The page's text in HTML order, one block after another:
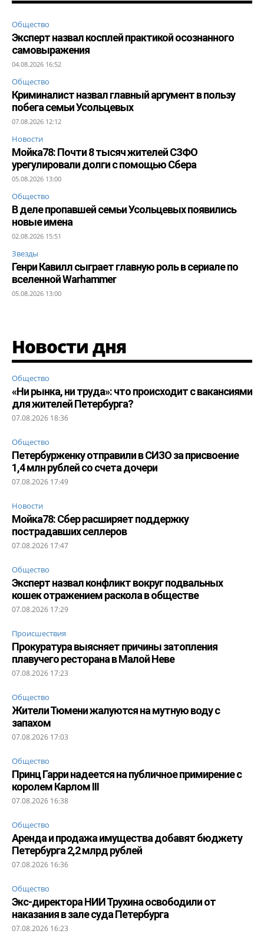
Общество
Эксперт назвал косплей практикой осознанного
самовыражения
04.08.2026 16:52
Общество
Криминалист назвал главный аргумент в пользу
побега семьи Усольцевых
07.08.2026 12:12
Новости
Мойка78: Почти 8 тысяч жителей СЗФО
урегулировали долги с помощью Сбера
05.08.2026 13:00
Общество
В деле пропавшей семьи Усольцевых появились
новые имена
02.08.2026 15:51
Звезды
Генри Кавилл сыграет главную роль в сериале по
вселенной Warhammer
05.08.2026 13:00
Новости дня
Общество
«Ни рынка, ни труда»: что происходит с вакансиями
для жителей Петербурга?
07.08.2026 18:36
Общество
Петербурженку отправили в СИЗО за присвоение
1,4 млн рублей со счета дочери
07.08.2026 17:49
Новости
Мойка78: Сбер расширяет поддержку
пострадавших селлеров
07.08.2026 17:47
Общество
Эксперт назвал конфликт вокруг подвальных
кошек отражением раскола в обществе
07.08.2026 17:29
Происшествия
Прокуратура выясняет причины затопления
плавучего ресторана в Малой Неве
07.08.2026 17:23
Общество
Жители Тюмени жалуются на мутную воду с
запахом
07.08.2026 17:03
Общество
Принц Гарри надеется на публичное примирение с
королем Карлом III
07.08.2026 16:38
Общество
Аренда и продажа имущества добавят бюджету
Петербурга 2,2 млрд рублей
07.08.2026 16:36
Общество
Экс-директора НИИ Трухина освободили от
наказания в зале суда Петербурга
07.08.2026 16:23